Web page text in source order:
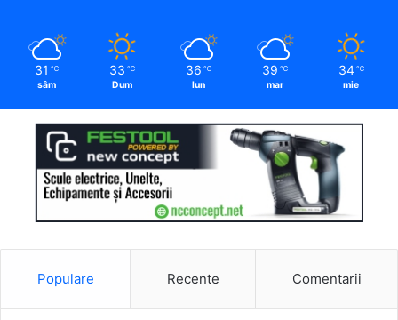
31 ℃
sâm
33 ℃
Dum
36 ℃
lun
39 ℃
mar
34 ℃
mie
Populare Recente Comentarii